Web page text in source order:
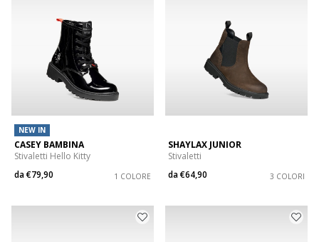
NEW IN
CASEY BAMBINA
Stivaletti Hello Kitty
da€79,90 1 COLORE
SHAYLAX JUNIOR
Stivaletti
da€64,90 3 COLORI